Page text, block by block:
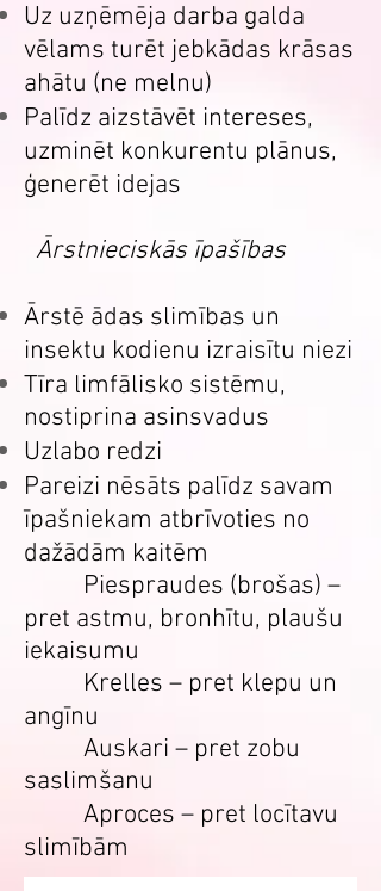
Uz uzņēmēja darba galda
vēlams turēt jebkādas krāsas
ahātu (ne melnu)
Palīdz aizstāvēt intereses,
uzminēt konkurentu plānus,
ģenerēt idejas
Ārstnieciskās īpašības
Ārstē ādas slimības un
insektu kodienu izraisītu niezi
Tīra limfālisko sistēmu,
nostiprina asinsvadus
Uzlabo redzi
Pareizi nēsāts palīdz savam
īpašniekam atbrīvoties no
dažādām kaitēm
Piespraudes (brošas) –
pret astmu, bronhītu, plaušu
iekaisumu
Krelles – pret klepu un
angīnu
Auskari – pret zobu
saslimšanu
Aproces – pret locītavu
slimībām